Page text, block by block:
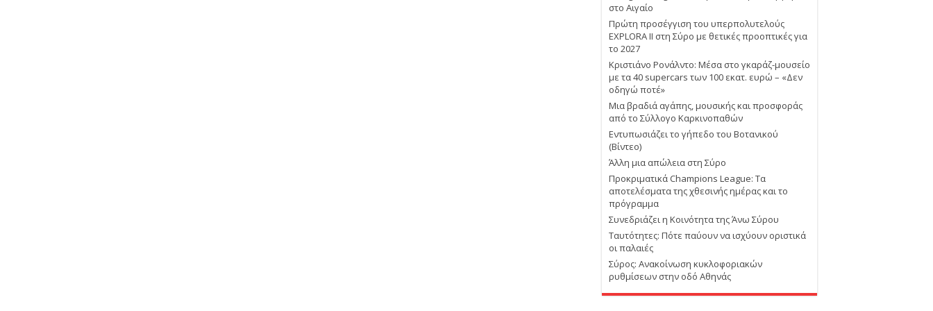
στο Αιγαίο
Πρώτη προσέγγιση του υπερπολυτελούς
EXPLORA II στη Σύρο με θετικές προοπτικές για
το 2027
Κριστιάνο Ρονάλντο: Μέσα στο γκαράζ-μουσείο
με τα 40 supercars των 100 εκατ. ευρώ – «Δεν
οδηγώ ποτέ»
Μια βραδιά αγάπης, μουσικής και προσφοράς
από το Σύλλογο Καρκινοπαθών
Εντυπωσιάζει το γήπεδο του Βοτανικού
(Βίντεο)
Άλλη μια απώλεια στη Σύρο
Προκριματικά Champions League: Τα
αποτελέσματα της χθεσινής ημέρας και το
πρόγραμμα
Συνεδριάζει η Κοινότητα της Άνω Σύρου
Ταυτότητες: Πότε παύουν να ισχύουν οριστικά
οι παλαιές
Σύρος: Ανακοίνωση κυκλοφοριακών
ρυθμίσεων στην οδό Αθηνάς